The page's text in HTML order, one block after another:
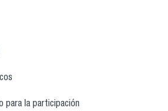
para la participación